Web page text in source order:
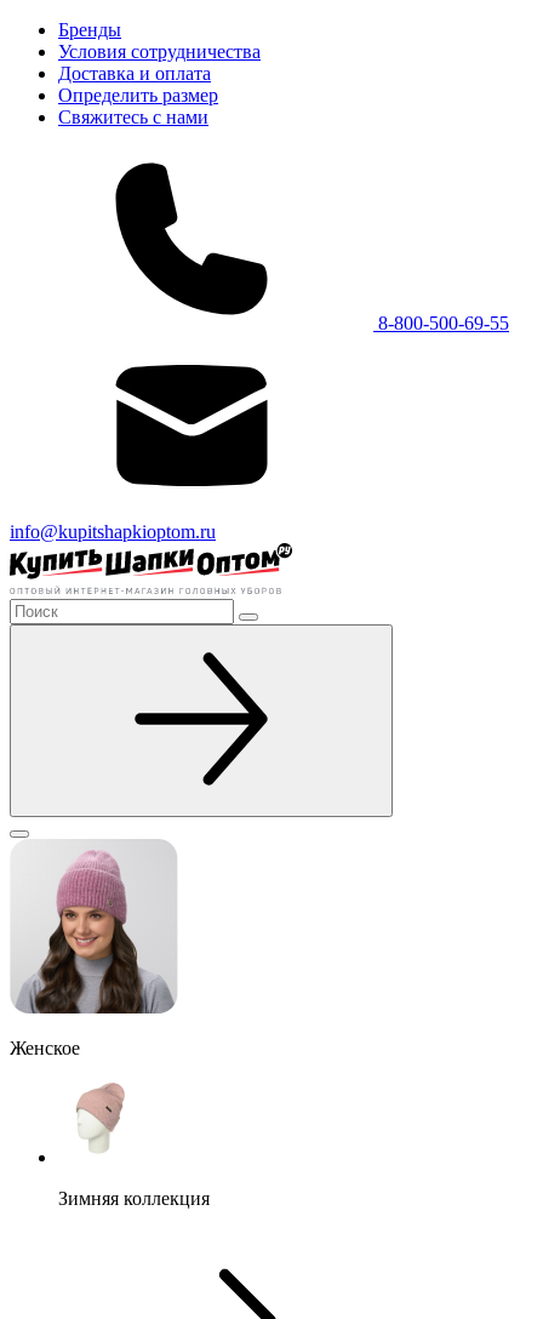
Бренды
Условия сотрудничества
Доставка и оплата
Определить размер
Свяжитесь с нами
8-800-500-69-55
info@kupitshapkioptom.ru
Женское
Зимняя коллекция